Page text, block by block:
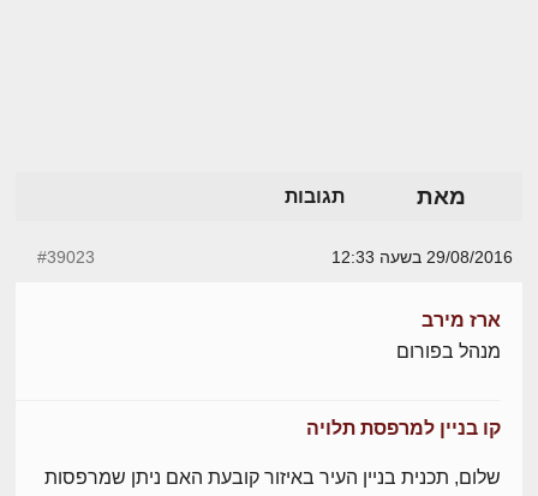
מאת תגובות
29/08/2016 בשעה 12:33 #39023
ארז מירב
מנהל בפורום
קו בניין למרפסת תלויה
שלום, תכנית בניין העיר באיזור קובעת האם ניתן שמרפסות